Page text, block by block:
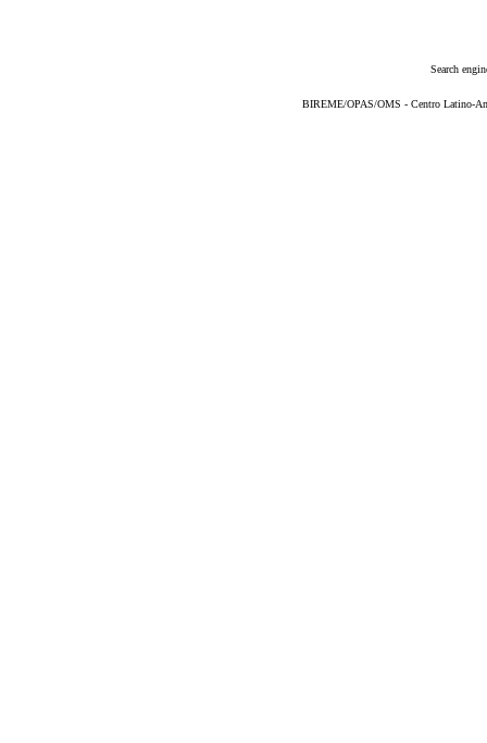
Search
BIREME/OPAS/OMS - Centro Latino-